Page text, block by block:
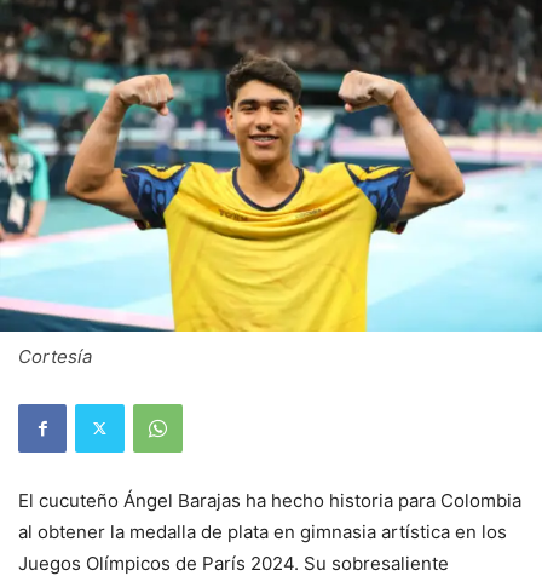
Cortesía
El cucuteño Ángel Barajas ha hecho historia para Colombia
al obtener la medalla de plata en gimnasia artística en los
Juegos Olímpicos de París 2024. Su sobresaliente